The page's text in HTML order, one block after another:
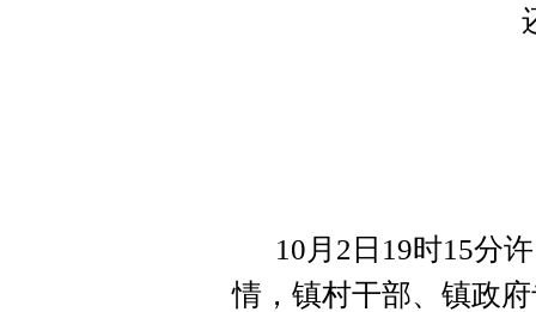
10月2日19时15分
情，镇村干部、镇政